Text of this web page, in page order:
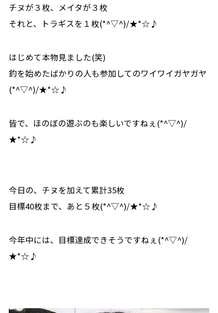
チヌが３枚、メイタが３枚
それと、トラギスを１枚(*^▽^)/★*☆♪
はじめて本物見ました(笑)
釣を始めたばかりの人も参加してのワイワイガヤガヤ
(*^▽^)/★*☆♪
皆で、ほのぼの遊ぶのも楽しいですねぇ(*^▽^)/
★*☆♪
今日の、チヌを加えて累計35枚
目標40枚まで、あと５枚(*^▽^)/★*☆♪
今年中には、目標達成できそうですねぇ(*^▽^)/
★*☆♪